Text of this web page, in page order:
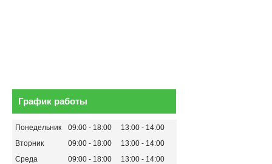
График работы
Понедельник 09:00 18:00 13:00
14:00
Вторник
09:00 18:00 13:00
14:00
Среда
09:00 18:00 13:00
14:00